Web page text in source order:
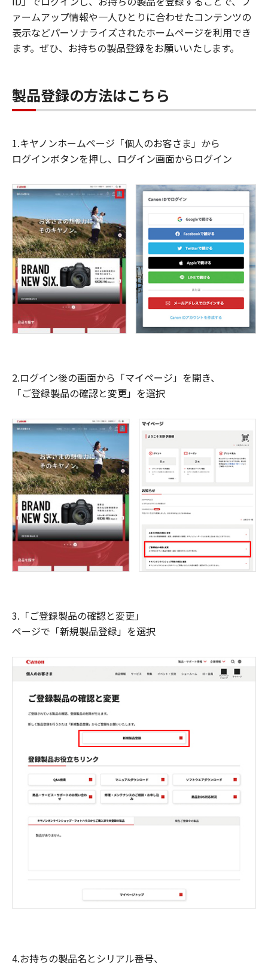
ァームアップ情報や一人ひとりに合わせたコンテンツの
表示などパーソナライズされたホームページを利用でき
ます。ぜひ、お持ちの製品登録をお願いいたします。
製品登録の方法はこちら
1.キヤノンホームページ「個人のお客さま」から
ログインボタンを押し、ログイン画面からログイン
2.ログイン後の画面から「マイページ」を開き、
「ご登録製品の確認と変更」を選択
3.「ご登録製品の確認と変更」
ページで「新規製品登録」を選択
4.お持ちの製品名とシリアル番号、